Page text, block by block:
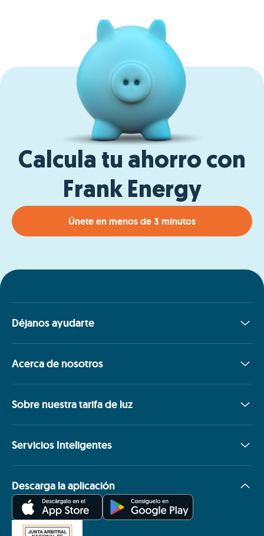
Calcula tu ahorro con
Frank Energy
Únete en menos de 3 minutos
Déjanos ayudarte
Acerca de nosotros
Sobre nuestra tarifa de luz
Servicios Inteligentes
Descarga la aplicación